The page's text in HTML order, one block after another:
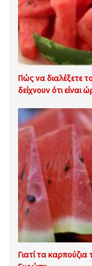
Πώς να διαλέξετε
δείχνουν ότι είναι
Γιατί τα